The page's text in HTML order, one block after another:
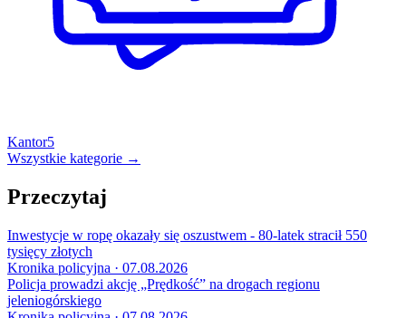
Kantor5
Wszystkie kategorie →
Przeczytaj
Inwestycje w ropę okazały się oszustwem - 80-latek stracił 550
tysięcy złotych
Kronika policyjna · 07.08.2026
Policja prowadzi akcję „Prędkość” na drogach regionu
jeleniogórskiego